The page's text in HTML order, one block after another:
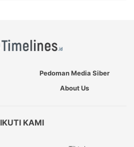
Pedoman Media Siber
About Us
IKUTI KAMI